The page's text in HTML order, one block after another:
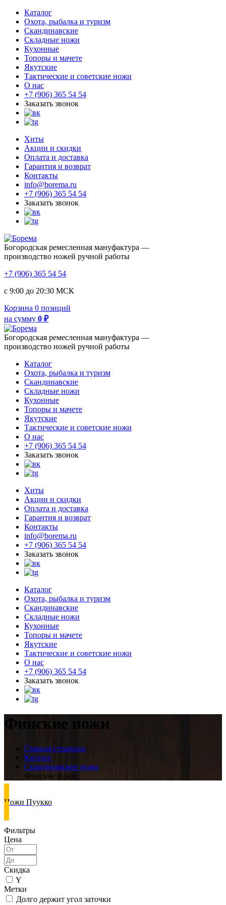
Каталог
Охота, рыбалка и туризм
Скандинавские
Складные ножи
Кухонные
Топоры и мачете
Якутские
Тактические и советские ножи
О нас
+7 (906) 365 54 54
Заказать звонок
Хиты
Акции и скидки
Оплата и доставка
Гарантия и возврат
Контакты
info@borema.ru
+7 (906) 365 54 54
Заказать звонок
Богородская ремесленная мануфактура —
производство ножей ручной работы
+7 (906) 365 54 54
с 9:00 до 20:30 МСК
Корзина 0 позиций
на сумму 0 ₽
Богородская ремесленная мануфактура —
производство ножей ручной работы
Каталог
Охота, рыбалка и туризм
Скандинавские
Складные ножи
Кухонные
Топоры и мачете
Якутские
Тактические и советские ножи
О нас
+7 (906) 365 54 54
Заказать звонок
Хиты
Акции и скидки
Оплата и доставка
Гарантия и возврат
Контакты
info@borema.ru
+7 (906) 365 54 54
Заказать звонок
Каталог
Охота, рыбалка и туризм
Скандинавские
Складные ножи
Кухонные
Топоры и мачете
Якутские
Тактические и советские ножи
О нас
+7 (906) 365 54 54
Заказать звонок
Финские ножи
Главная страница
Каталог
Скандинавские ножи
Финские ножи
Ножи Пуукко
Фильтры
Цена
Скидка
Y
Метки
Долго держит угол заточки